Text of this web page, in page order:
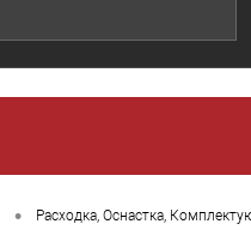
• Расходка, Оснастка,